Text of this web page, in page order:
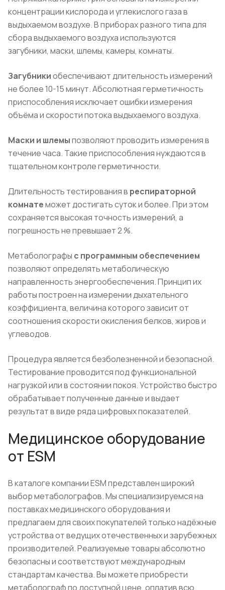
концентрации кислорода и углекислого газа в
выдыхаемом воздухе. В приборах разного типа для
сбора выдыхаемого воздуха используются
загубники, маски, шлемы, камеры, комнаты.
Загубникиобеспечивают длительность измерений
не более 10-15 минут. Абсолютная герметичность
приспособления исключает ошибки измерения
объёма и скорости потока выдыхаемого воздуха.
Маски и шлемыпозволяют проводить измерения в
течение часа. Такие приспособления нуждаются в
тщательном контроле герметичности.
Длительность тестирования в респираторной
комнатеможет достигать суток и более. При этом
сохраняется высокая точность измерений, а
погрешность не превышает 2 %.
Метаболографы с программным обеспечением
позволяют определять метаболическую
направленность энергообеспечения. Принцип их
работы построен на измерении дыхательного
коэффициента, величина которого зависит от
соотношения скорости окисления белков, жиров и
углеводов.
Процедура является безболезненной и безопасной.
Тестирование проводится под функциональной
нагрузкой или в состоянии покоя. Устройство быстро
обрабатывает полученные данные и выдает
результат в виде ряда цифровых показателей.
Медицинское оборудование
от ESM
В каталоге компании ESM представлен широкий
выбор метаболографов. Мы специализируемся на
поставках медицинского оборудования и
предлагаем для своих покупателей только надёжные
устройства от ведущих отечественных и зарубежных
производителей. Реализуемые товары абсолютно
безопасны и соответствуют международным
стандартам качества. Вы можете приобрести
метаболограф по доступной цене, оплатив всю